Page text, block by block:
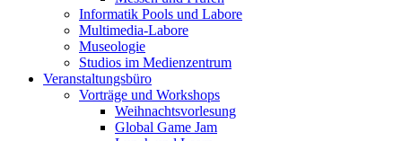
Informatik Pools und Labore
Multimedia-Labore
Museologie
Studios im Medienzentrum
Veranstaltungsbüro
Vorträge und Workshops
Weihnachtsvorlesung
Global Game Jam